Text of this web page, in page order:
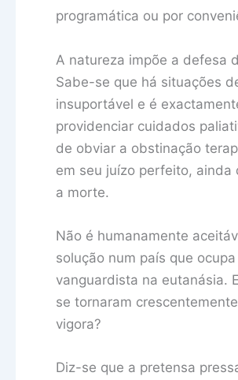
programática ou por
A natureza impõe a defesa
Sabe-se que há situações
insuportável e é
providenciar cuidados
de obviar a obstinação
em seu juízo perfeito,
a morte.
Não é humanamente
solução num país que
vanguardista na eutanásia.
se tornaram
vigora?
Diz-se que a pretensa